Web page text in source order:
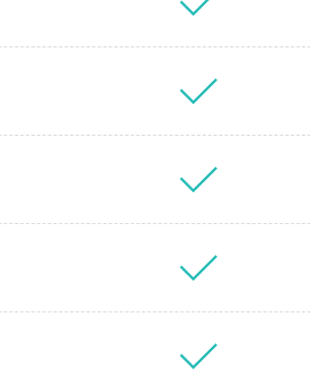
Découvrez notre
les mises à jour
mises à jour du projet et les
S'abonner